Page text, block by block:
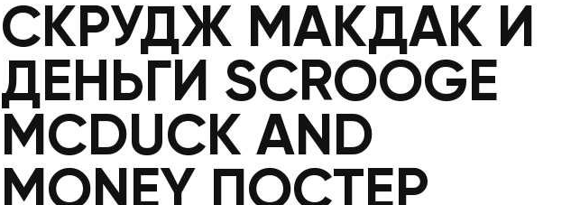
СКРУДЖ МАКДАК И
ДЕНЬГИ SCROOGE
MCDUCK AND
MONEY ПОСТЕР